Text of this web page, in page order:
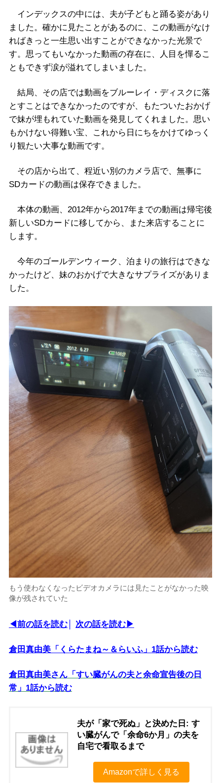
インデックスの中には、夫が子どもと踊る姿があり
ました。確かに見たことがあるのに、この動画がなけ
ればきっと一生思い出すことができなかった光景で
す。思ってもいなかった動画の存在に、人目を憚るこ
ともできず涙が溢れてしまいました。
結局、その店では動画をブルーレイ・ディスクに落
とすことはできなかったのですが、もたついたおかげ
で妹が埋もれていた動画を発見してくれました。思い
もかけない得難い宝、これから日にちをかけてゆっく
り観たい大事な動画です。
その店から出て、程近い別のカメラ店で、無事に
SDカードの動画は保存できました。
本体の動画、2012年から2017年までの動画は帰宅後
新しいSDカードに移してから、また来店することに
します。
今年のゴールデンウィーク、泊まりの旅行はできな
かったけど、妹のおかげで大きなサプライズがありま
した。
もう使わなくなったビデオカメラには見たことがなかった映
像が残されていた
◀前の話を読む│ 次の話を読む▶
倉田真由美「くらたまね～＆らいふ」1話から読む
倉田真由美さん「すい臓がんの夫と余命宣告後の日
常」1話から読む
夫が「家で死ぬ」と決めた日: す
い臓がんで「余命6か月」の夫を
自宅で看取るまで
Amazonで詳しく見る